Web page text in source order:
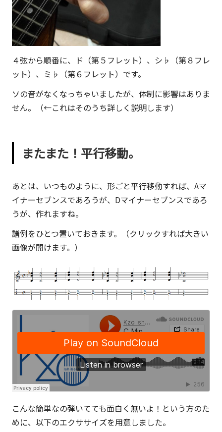
４弦から順番に、ド（第５フレット）、シ♭（第８フレ
ット）、ミ♭（第６フレット）です。
ソの音がなくなっちゃいましたが、体制に影響はありま
せん。（←これはそのうち詳しく説明します）
またまた！平行移動。
あとは、いつものように、形ごと平行移動すれば、Aマ
イナーセブンスであろうが、Dマイナーセブンスであろ
うが、作れますね。
譜例をひとつ置いておきます。（クリックすれば大きい
画像が開けます。）
こんな簡単なの弾いてても面白く無いよ！という方のた
めに、以下のエクササイズを用意しました。